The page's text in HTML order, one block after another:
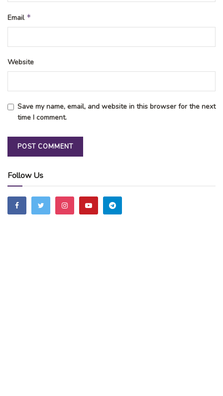
Email *
Website
Save my name, email, and website in this browser for the next
time I comment.
Follow Us